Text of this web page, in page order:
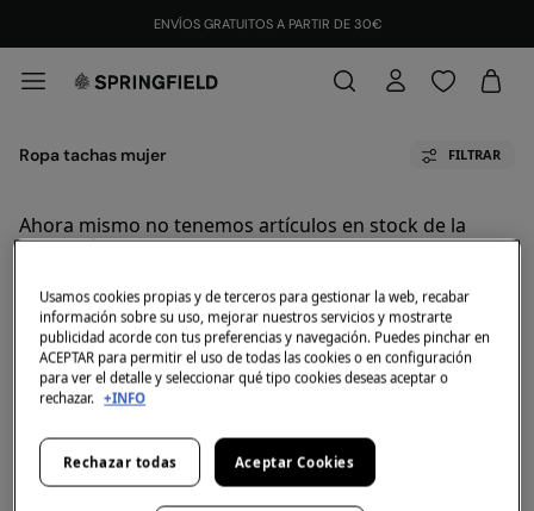
ENVÍOS GRATUITOS A PARTIR DE 30€
Ropa tachas mujer FILTRAR
Ahora mismo no tenemos artículos en stock de la
categoría seleccionada.
artículos que pueden ser tuyos.
Descubre la nueva colección de Ropa tachas mujer. Descubre una gran
variedad de modelos y estilos
Categorias primavera verano más visitadas
Usamos cookies propias y de terceros para gestionar la web, recabar
información sobre su uso, mejorar nuestros servicios y mostrarte
publicidad acorde con tus preferencias y navegación. Puedes pinchar en
ACEPTAR para permitir el uso de todas las cookies o en configuración
para ver el detalle y seleccionar qué tipo cookies deseas aceptar o
rechazar. +INFO
Rechazar todas Aceptar Cookies